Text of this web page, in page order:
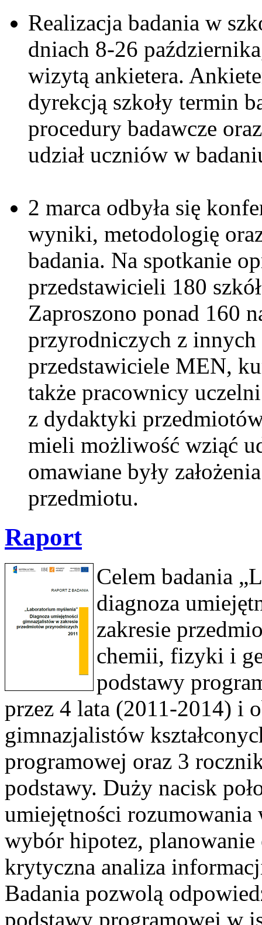
Realizacja badania w
dniach 8-26
wizytą ankietera.
dyrekcją szkoły termin
procedury badawcze
udział uczniów w
2 marca odbyła się
wyniki, metodologię
badania. Na spotkanie
przedstawicieli 180
Zaproszono ponad 160
przyrodniczych z
przedstawiciele MEN,
także pracownicy
z dydaktyki
mieli możliwość wziąć
omawiane były
przedmiotu.
Raport
Celem badania
diagnoza
zakresie
chemii, fizyki i
podstawy
przez 4 lata (2011-2014) i
gimnazjalistów
programowej oraz 3
podstawy. Duży nacisk
umiejętności
wybór hipotez,
krytyczna analiza
Badania pozwolą
podstawy programowej w